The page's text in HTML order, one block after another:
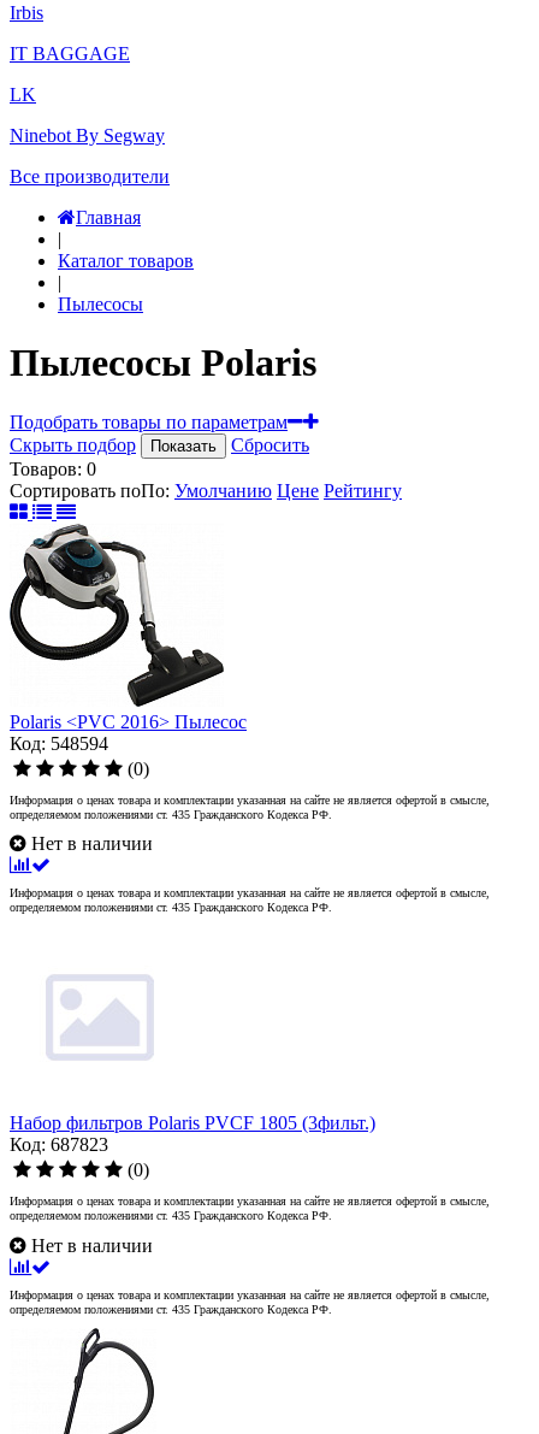
Irbis
IT BAGGAGE
LK
Ninebot By Segway
Все производители
Главная
|
Каталог товаров
|
Пылесосы
Пылесосы Polaris
Подобрать товары по параметрам
Скрыть подбор
Показать
Сбросить
Товаров: 0
Сортировать поПо: Умолчанию Цене Рейтингу
Polaris <PVC 2016> Пылесос
Код: 548594
(0)
Информация о ценах товара и комплектации указанная на сайте не является офертой в смысле,
определяемом положениями ст. 435 Гражданского Кодекса РФ.
Нет в наличии
Информация о ценах товара и комплектации указанная на сайте не является офертой в смысле,
определяемом положениями ст. 435 Гражданского Кодекса РФ.
Набор фильтров Polaris PVCF 1805 (3фильт.)
Код: 687823
(0)
Информация о ценах товара и комплектации указанная на сайте не является офертой в смысле,
определяемом положениями ст. 435 Гражданского Кодекса РФ.
Нет в наличии
Информация о ценах товара и комплектации указанная на сайте не является офертой в смысле,
определяемом положениями ст. 435 Гражданского Кодекса РФ.